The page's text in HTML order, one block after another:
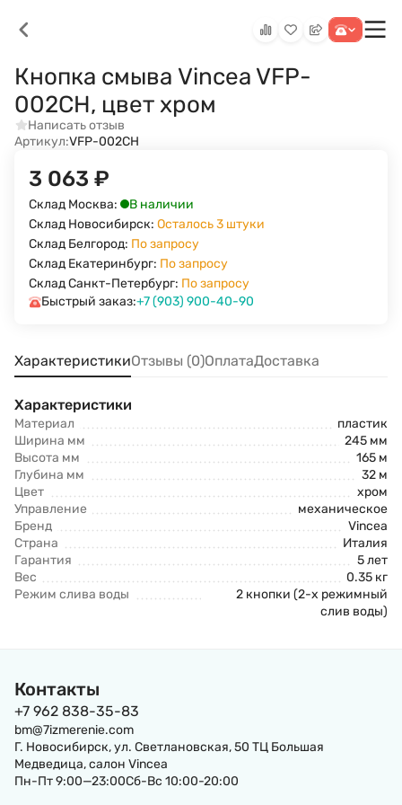
Кнопка смыва Vincea VFP-
002CH, цвет хром
Написать отзыв
Артикул:VFP-002CH
3 063 ₽
Склад Москва:
В наличии
Склад Новосибирск: Осталось 3 штуки
Склад Белгород: По запросу
Склад Екатеринбург: По запросу
Склад Санкт-Петербург: По запросу
Быстрый заказ:+7 (903) 900-40-90
ХарактеристикиОтзывы (0)ОплатаДоставка
Характеристики
Материал
пластик
Ширина мм
245 мм
Высота мм
165 м
Глубина мм
32 м
Цвет
хром
Управление
механическое
Бренд
Vincea
Страна
Италия
Гарантия
5 лет
Вес
0.35 кг
Режим слива воды
2 кнопки (2-х режимный
слив воды)
Контакты
+7 962 838-35-83
bm@7izmerenie.com
Г. Новосибирск, ул. Светлановская, 50 ТЦ Большая
Медведица, салон Vincea
Пн-Пт 9:00—23:00Сб-Вс 10:00-20:00